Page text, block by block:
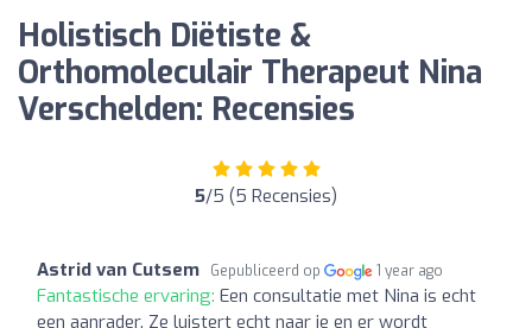
Holistisch Diëtiste &
Orthomoleculair Therapeut Nina
Verschelden: Recensies
5/5 (5 Recensies)
Astrid van Cutsem Gepubliceerd op 1 year ago
Fantastische ervaring: Een consultatie met Nina is echt
een aanrader. Ze luistert echt naar je en er wordt